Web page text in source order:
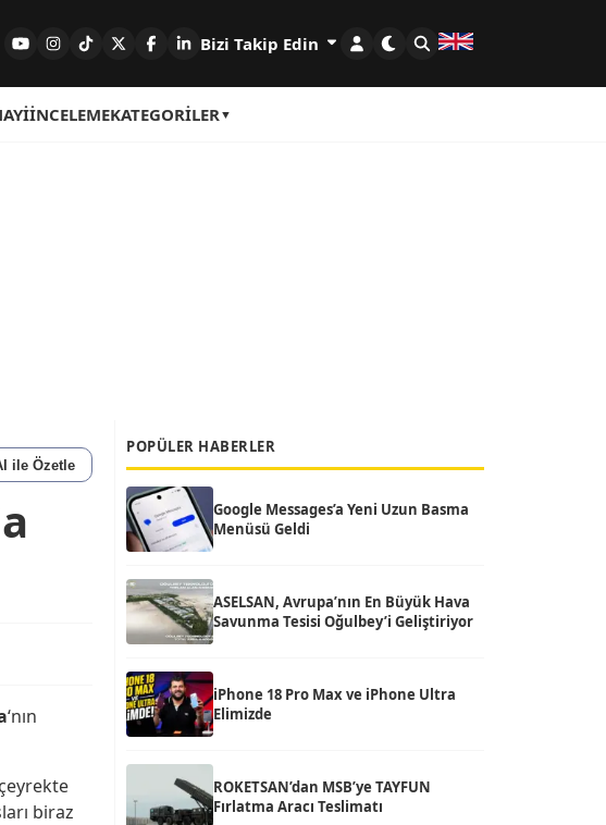
Bizi Takip Edin
İNCELEMEKATEGORILER
ile Özetle
‘nın
biraz
POPÜLER HABERLER
Google Messages’a Yeni Uzun Basma
Menüsü Geldi
ASELSAN, Avrupa’nın En Büyük Hava
Savunma Tesisi Oğulbey’i Geliştiriyor
iPhone 18 Pro Max ve iPhone Ultra
Elimizde
ROKETSAN’dan MSB’ye TAYFUN
Fırlatma Aracı Teslimatı